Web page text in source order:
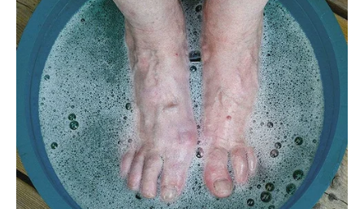
Moguće je novo poznanstvo koje odmah unosi uzbuđenje
i optimizam u vaš život.
JARAC
Jarčevima ljubav danas donosi osjećaj sigurnosti. Ako ste
u vezi, partner pokazuje koliko mu značite.
Slobodni Jarčevi mogli bi upoznati osobu koja ih osvaja